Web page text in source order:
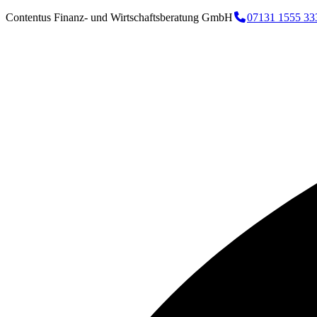
Contentus Finanz- und Wirtschaftsberatung GmbH 07131 1555